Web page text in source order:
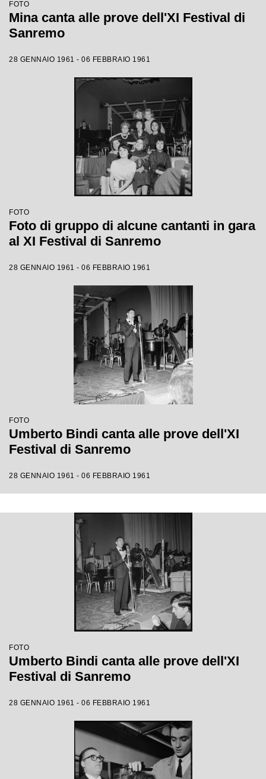
FOTO
Mina canta alle prove dell'XI Festival di
Sanremo
28 GENNAIO 1961 - 06 FEBBRAIO 1961
FOTO
Foto di gruppo di alcune cantanti in gara
al XI Festival di Sanremo
28 GENNAIO 1961 - 06 FEBBRAIO 1961
FOTO
Umberto Bindi canta alle prove dell'XI
Festival di Sanremo
28 GENNAIO 1961 - 06 FEBBRAIO 1961
FOTO
Umberto Bindi canta alle prove dell'XI
Festival di Sanremo
28 GENNAIO 1961 - 06 FEBBRAIO 1961